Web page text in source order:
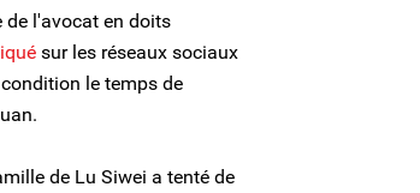
de l'avocat en doits
sur les réseaux sociaux
le temps de
de Lu Siwei a tenté de